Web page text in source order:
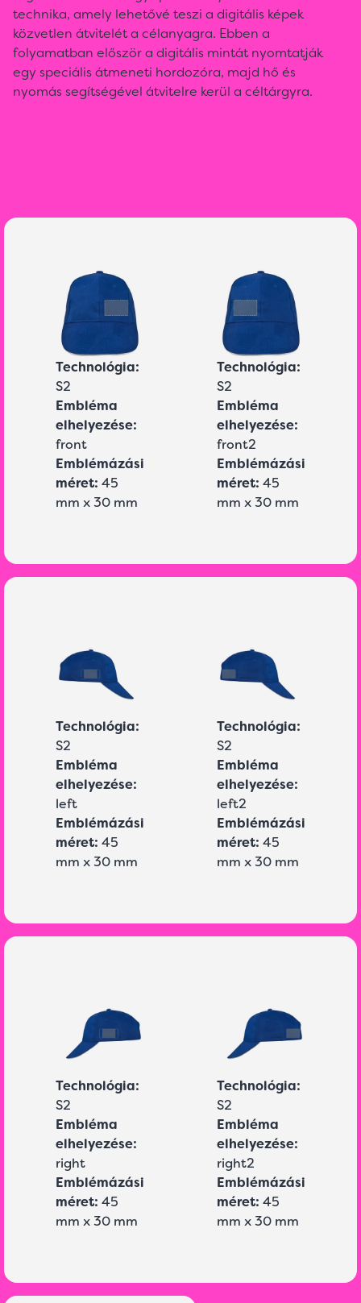
technika, amely lehetővé teszi a digitális képek
közvetlen átvitelét a célanyagra. Ebben a
folyamatban először a digitális mintát nyomtatják
egy speciális átmeneti hordozóra, majd hő és
nyomás segítségével átvitelre kerül a céltárgyra.
Technológia:
S2
Embléma
elhelyezése:
front
Emblémázási
méret: 45
mm x 30 mm
Technológia:
S2
Embléma
elhelyezése:
front2
Emblémázási
méret: 45
mm x 30 mm
Technológia:
S2
Embléma
elhelyezése:
left
Emblémázási
méret: 45
mm x 30 mm
Technológia:
S2
Embléma
elhelyezése:
left2
Emblémázási
méret: 45
mm x 30 mm
Technológia:
S2
Embléma
elhelyezése:
right
Emblémázási
méret: 45
mm x 30 mm
Technológia:
S2
Embléma
elhelyezése:
right2
Emblémázási
méret: 45
mm x 30 mm